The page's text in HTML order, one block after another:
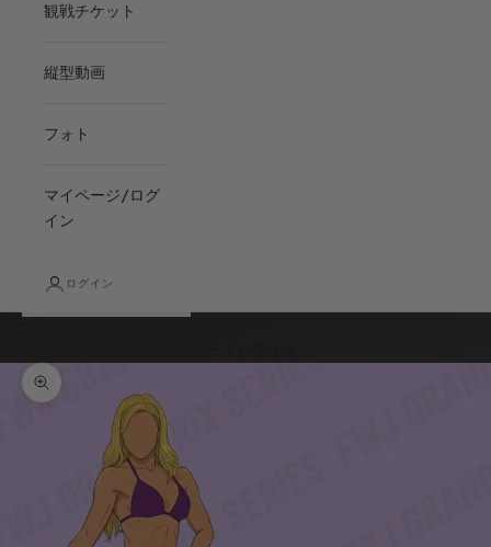
観戦チケット
縦型動画
フォト
マイページ/ログ
イン
ログイン
ズームイン